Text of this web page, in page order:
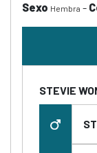
Sexo Hembra -
STEVIE